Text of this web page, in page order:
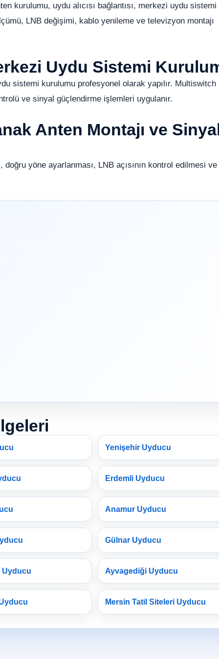
kurulumu, uydu alıcısı bağlantısı, merkezi uydu sistemi
LNB değişimi, kablo yenileme ve televizyon montajı
Uydu Sistemi
sistemi kurulumu profesyonel olarak yapılır. Multiswitch
ve sinyal güçlendirme işlemleri uygulanır.
Anten Montajı ve
yöne ayarlanması, LNB açısının kontrol edilmesi ve
Yenişehir Uyducu
Erdemli Uyducu
Anamur Uyducu
Gülnar Uyducu
Uyducu Ayvagediği Uyducu
Mersin Tatil Siteleri Uyducu